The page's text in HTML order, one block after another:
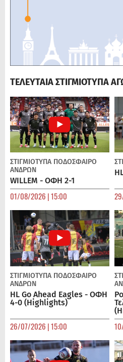
ΤΕΛΕΥΤΑΙΑ ΣΤΙΓΜΙΟΤΥΠΑ
ΣΤΙΓΜΙΟΤΥΠΑ ΠΟΔΌΣΦΑΙΡΟ
ΑΝΔΡΏΝ
WILLEM - ΟΦΗ 2-1
01/08/2026 | 15:00
ΣΤΙΓΜΙΟΤΥΠΑ ΠΟΔΌΣΦΑΙΡΟ
ΑΝΔΡΏΝ
HL Go Ahead Eagles - ΟΦΗ
4-0 (Highlights)
26/07/2026 | 15:00